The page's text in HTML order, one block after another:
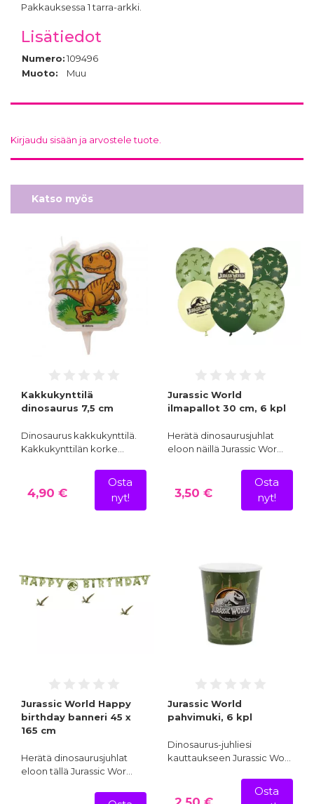
Pakkauksessa 1 tarra-arkki.
Lisätiedot
Numero:109496
Muoto:
Muu
Kirjaudu sisään ja arvostele tuote.
Katso myös
Kakkukynttilä
dinosaurus 7,5 cm
Dinosaurus kakkukynttilä.
Kakkukynttilän korke…
4,90 €
Osta
nyt!
Jurassic World
ilmapallot 30 cm, 6 kpl
Herätä dinosaurusjuhlat
eloon näillä Jurassic Wor…
3,50 €
Osta
nyt!
Jurassic World Happy
birthday banneri 45 x
165 cm
Herätä dinosaurusjuhlat
eloon tällä Jurassic Wor…
Jurassic World
pahvimuki, 6 kpl
Dinosaurus-juhliesi
kauttaukseen Jurassic Wo…
Osta